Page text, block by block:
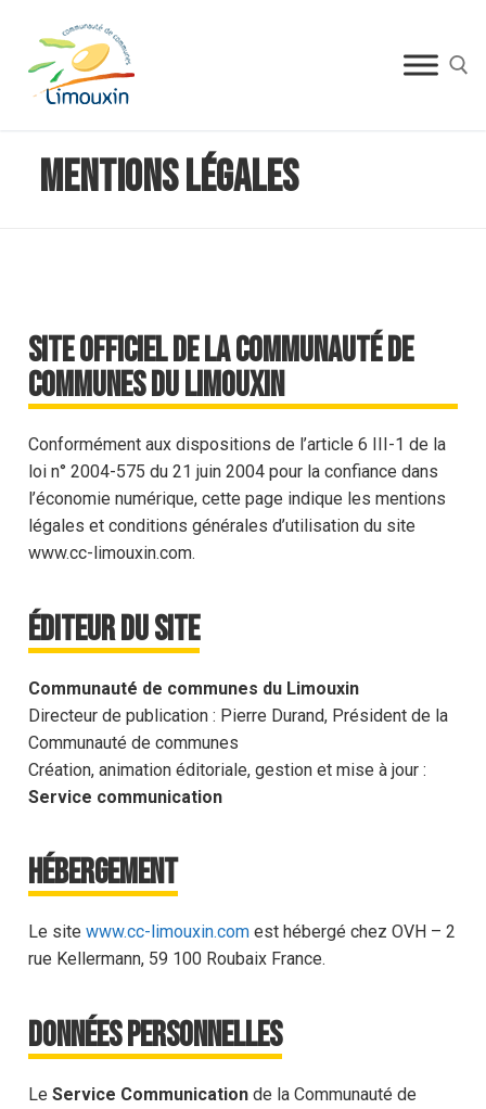
Mentions Légales
Site officiel de la Communauté de
communes du limouxin
Conformément aux dispositions de l’article 6 III-1 de la
loi n° 2004-575 du 21 juin 2004 pour la confiance dans
l’économie numérique, cette page indique les mentions
légales et conditions générales d’utilisation du site
www.cc-limouxin.com.
Éditeur du site
Communauté de communes du Limouxin
Directeur de publication : Pierre Durand, Président de la
Communauté de communes
Création, animation éditoriale, gestion et mise à jour :
Service communication
Hébergement
Le site www.cc-limouxin.com est hébergé chez OVH – 2
rue Kellermann, 59 100 Roubaix France.
Données personnelles
Le Service Communication de la Communauté de